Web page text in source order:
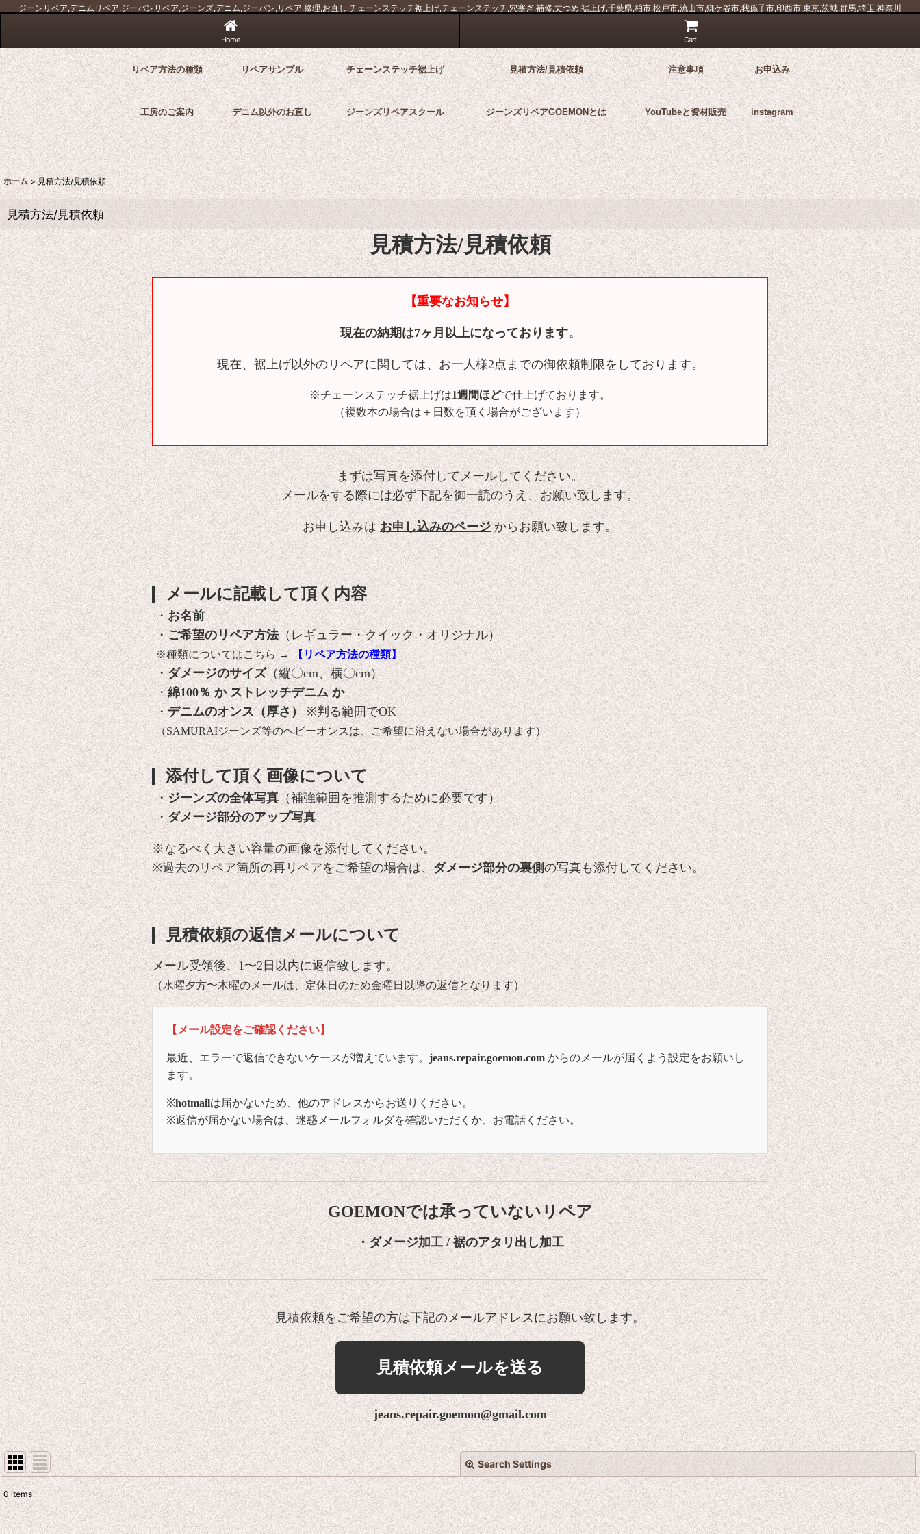
ジーンリペア,デニムリペア,ジーパンリペア,ジーンズ,デニム,ジーパン,リペア,修理,お直し,チェーンステッチ裾上げ,チェーンステッチ,穴塞ぎ,補修,丈つめ,裾上げ,千葉県,柏市,松戸市,流山市,鎌ケ谷市,我孫子市,印西市,東京,茨城,群馬,埼玉,神奈川
Home Cart
リペア方法の種類 リペアサンプル チェーンステッチ裾上げ 見積方法/見積依頼 注意事項 お申込み
工房のご案内 デニム以外のお直し ジーンズリペアスクール ジーンズリペアGOEMONとは YouTubeと資材販売 instagram
ホーム > 見積方法/見積依頼
見積方法/見積依頼
見積方法/見積依頼
【重要なお知らせ】
現在の納期は7ヶ月以上になっております。
現在、裾上げ以外のリペアに関しては、お一人様2点までの御依頼制限をしております。
※チェーンステッチ裾上げは1週間ほどで仕上げております。
（複数本の場合は＋日数を頂く場合がございます）
まずは写真を添付してメールしてください。
メールをする際には必ず下記を御一読のうえ、お願い致します。
お申し込みはお申し込みのページからお願い致します。
メールに記載して頂く内容
・お名前
・ご希望のリペア方法（レギュラー・クイック・オリジナル）
※種類についてはこちら →【リペア方法の種類】
・ダメージのサイズ（縦〇cm、横〇cm）
・綿100％ か ストレッチデニム か
・デニムのオンス（厚さ）※判る範囲でOK
（SAMURAIジーンズ等のヘビーオンスは、ご希望に沿えない場合があります）
添付して頂く画像について
・ジーンズの全体写真（補強範囲を推測するために必要です）
・ダメージ部分のアップ写真
※なるべく大きい容量の画像を添付してください。
※過去のリペア箇所の再リペアをご希望の場合は、ダメージ部分の裏側の写真も添付してください。
見積依頼の返信メールについて
メール受領後、1〜2日以内に返信致します。
（水曜夕方〜木曜のメールは、定休日のため金曜日以降の返信となります）
【メール設定をご確認ください】
最近、エラーで返信できないケースが増えています。 jeans.repair.goemon.com からのメールが届くよう設定をお願いし
ます。
※hotmailは届かないため、他のアドレスからお送りください。
※返信が届かない場合は、迷惑メールフォルダを確認いただくか、お電話ください。
GOEMONでは承っていないリペア
・ダメージ加工 / 裾のアタリ出し加工
見積依頼をご希望の方は下記のメールアドレスにお願い致します。
見積依頼メールを送る
jeans.repair.goemon@gmail.com
Search Settings
Show:
Close
0items